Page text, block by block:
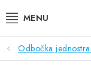
VENTILÁTORY
Odbočka